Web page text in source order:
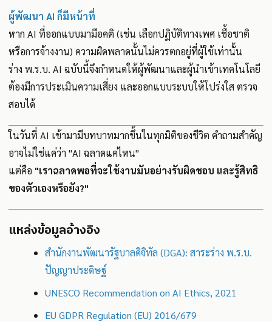
ผู้พัฒนา AI ก็มีหน้าที่
หาก AI ที่ออกแบบมามีอคติ (เช่น เลือกปฏิบัติทางเพศ เชื้อชาติ
หรือการจ้างงาน) ความผิดพลาดนั้นไม่ควรตกอยู่ที่ผู้ใช้เท่านั้น
ร่าง พ.ร.บ. AI ฉบับนี้จึงกำหนดให้ผู้พัฒนาและผู้นำเข้าเทคโนโลยี
ต้องมีการประเมินความเสี่ยง และออกแบบระบบให้โปร่งใส ตรวจ
สอบได้
ในวันที่ AI เข้ามามีบทบาทมากขึ้นในทุกมิติของชีวิต คำถามสำคัญ
อาจไม่ใช่แค่ว่า "AI ฉลาดแค่ไหน"
แต่คือ "เราฉลาดพอที่จะใช้งานมันอย่างรับผิดชอบ และรู้สิทธิ
ของตัวเองหรือยัง?"
แหล่งข้อมูลอ้างอิง
สำนักงานพัฒนารัฐบาลดิจิทัล (DGA): สาระร่าง พ.ร.บ.
ปัญญาประดิษฐ์
UNESCO Recommendation on AI Ethics, 2021
EU GDPR Regulation (EU) 2016/679